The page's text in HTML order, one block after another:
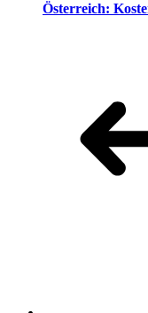
Österreich: